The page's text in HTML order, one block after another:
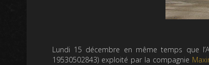
Lundi 15 décembre en même temps que
19530502843) exploité par la compagnie